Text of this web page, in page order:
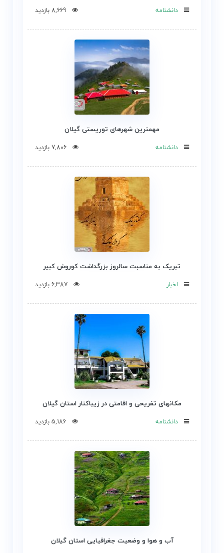
دانشنامه 8,669 بازدید
مهمترین شهرهای توریستی گیلان
دانشنامه 7,806 بازدید
تبریک به مناسبت سالروز بزرگداشت کوروش کبیر
اخبار 6,387 بازدید
مکانهای تفریحی و اقامتی در زیباکنار استان گیلان
دانشنامه 5,186 بازدید
آب و هوا و وضعیت جغرافیایی استان گیلان